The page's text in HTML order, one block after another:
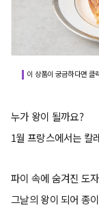
이 상품이 궁금하다면 클
누가 왕이 될까요?
1월 프랑스에서는 칼
파이 속에 숨겨진 도
그날의 왕이 되어 종